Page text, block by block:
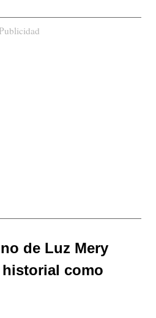
Publicidad
de Luz Mery
como